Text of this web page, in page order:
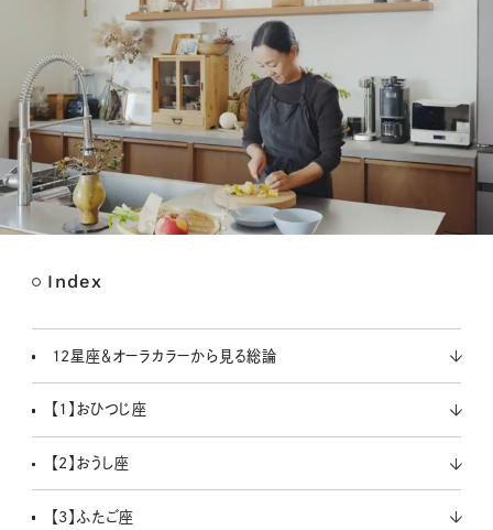
Index
12星座＆オーラカラーから見る総論
【1】おひつじ座
【2】おうし座
【3】ふたご座